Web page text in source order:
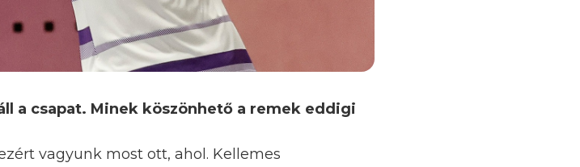
a csapat. Minek köszönhető a remek eddigi
vagyunk most ott, ahol. Kellemes